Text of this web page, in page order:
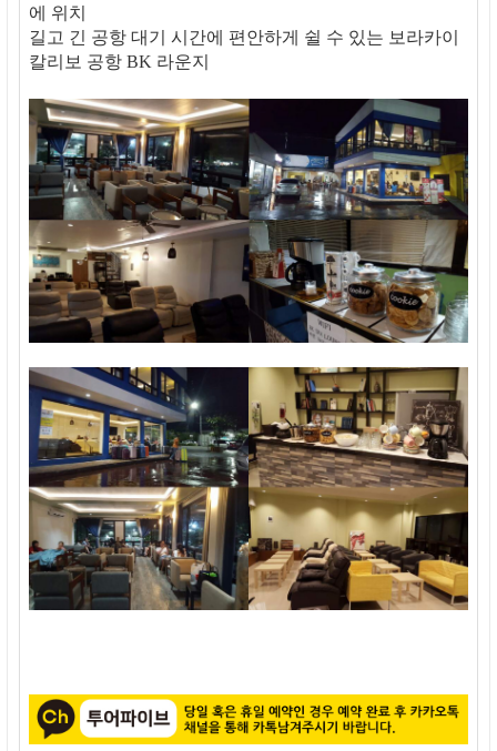
에 위치
길고 긴 공항 대기 시간에 편안하게 쉴 수 있는 보라카이
칼리보 공항 BK 라운지